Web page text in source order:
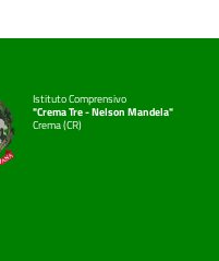
Istituto Comprensivo
"Crema Tre - Nelson Mandela"
Crema (CR)